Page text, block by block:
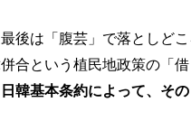
後は「腹芸」で落としど
合という植民地政策の「
日韓基本条約によって、そ